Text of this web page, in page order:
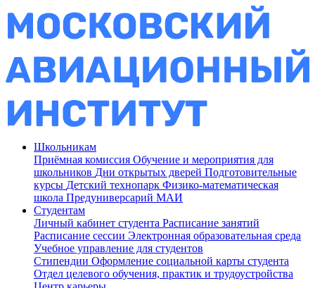
Школьникам
Приёмная комиссия Обучение и мероприятия для
школьников Дни открытых дверей Подготовительные
курсы Детский технопарк Физико-математическая
школа Предуниверсарий МАИ
Студентам
Личный кабинет студента Расписание занятий
Расписание сессии Электронная образовательная среда
Учебное управление для студентов
Стипендии Оформление социальной карты студента
Отдел целевого обучения, практик и трудоустройства